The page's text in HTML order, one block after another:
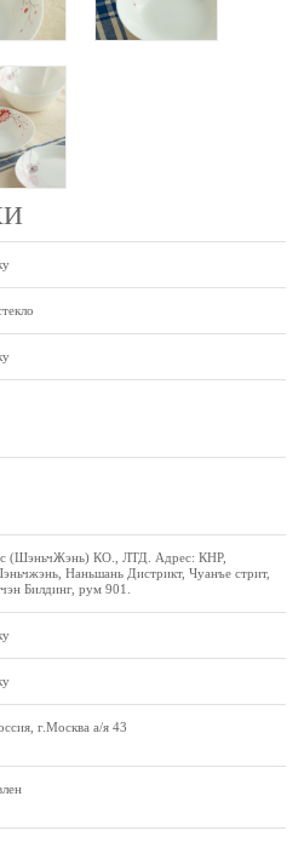
(ШэньчЖэнь) КО., ЛТД. Адрес: КНР,
Наньшань Дистрикт, Чуанъе стрит,
Билдинг, рум 901.
г.Москва а/я 43